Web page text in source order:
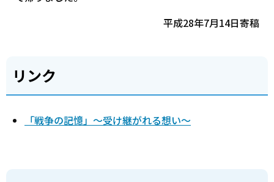
平成28年7月14日寄稿
リンク
「戦争の記憶」～受け継がれる想い～